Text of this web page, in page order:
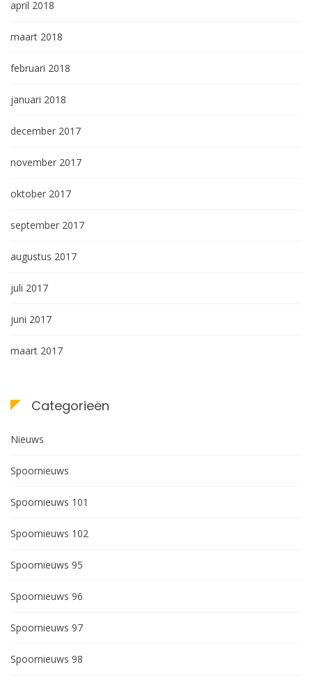
april 2018
maart 2018
februari 2018
januari 2018
december 2017
november 2017
oktober 2017
september 2017
augustus 2017
juli 2017
juni 2017
maart 2017
Categorieën
Nieuws
Spoornieuws
Spoornieuws 101
Spoornieuws 102
Spoornieuws 95
Spoornieuws 96
Spoornieuws 97
Spoornieuws 98